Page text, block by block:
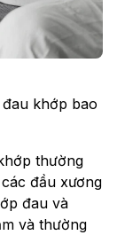
khớp bao
thường
đầu xương
đau và
và thường